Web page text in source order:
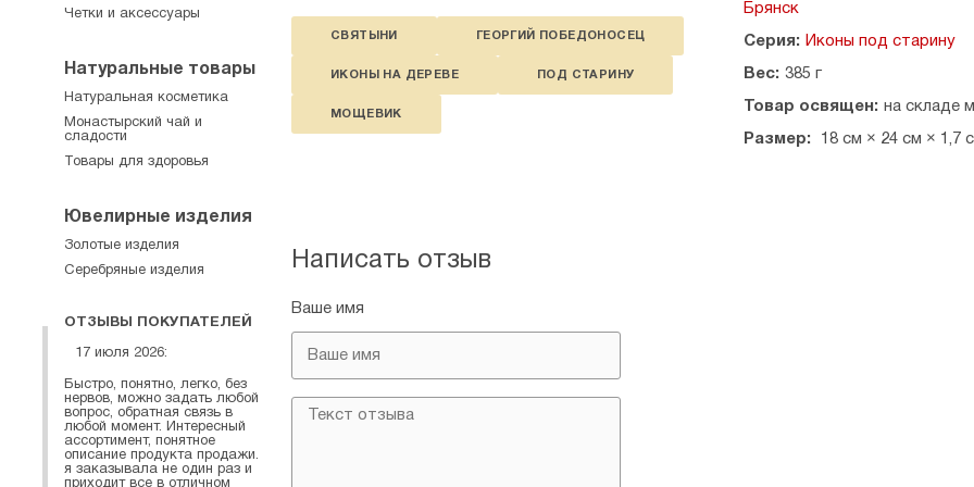
СВЯТЫНИ ГЕОРГИЙ ПОБЕДОНОСЕЦ
ИКОНЫ НА ДЕРЕВЕ ПОД СТАРИНУ
МОЩЕВИК
Брянск
Серия: Иконы под старину
Вес: 385 г
Товар освящен: на складе
Размер: 18 см × 24 см × 1,7
Написать отзыв
Ваше имя
Четки и аксессуары
Натуральные товары
Натуральная косметика
Монастырский чай и
сладости
Товары для здоровья
Ювелирные изделия
Золотые изделия
Серебряные изделия
ОТЗЫВЫ ПОКУПАТЕЛЕЙ
17 июля 2026:
Быстро, понятно, легко, без
нервов, можно задать любой
вопрос, обратная связь в
любой момент. Интересный
ассортимент, понятное
описание продукта продажи.
я заказывала не один раз и
приходит все в отличном